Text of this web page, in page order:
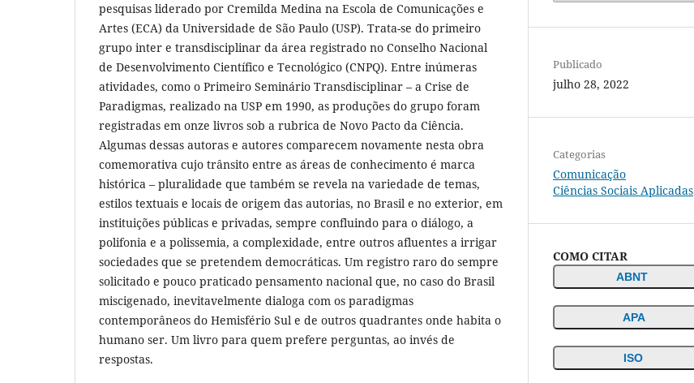
pesquisas liderado por Cremilda Medina na Escola de Comunicações e
Artes (ECA) da Universidade de São Paulo (USP). Trata-se do primeiro
grupo inter e transdisciplinar da área registrado no Conselho Nacional
de Desenvolvimento Científico e Tecnológico (CNPQ). Entre inúmeras
atividades, como o Primeiro Seminário Transdisciplinar – a Crise de
Paradigmas, realizado na USP em 1990, as produções do grupo foram
registradas em onze livros sob a rubrica de Novo Pacto da Ciência.
Algumas dessas autoras e autores comparecem novamente nesta obra
comemorativa cujo trânsito entre as áreas de conhecimento é marca
histórica – pluralidade que também se revela na variedade de temas,
estilos textuais e locais de origem das autorias, no Brasil e no exterior, em
instituições públicas e privadas, sempre confluindo para o diálogo, a
polifonia e a polissemia, a complexidade, entre outros afluentes a irrigar
sociedades que se pretendem democráticas. Um registro raro do sempre
solicitado e pouco praticado pensamento nacional que, no caso do Brasil
miscigenado, inevitavelmente dialoga com os paradigmas
contemporâneos do Hemisfério Sul e de outros quadrantes onde habita o
humano ser. Um livro para quem prefere perguntas, ao invés de
respostas.
Publicado
julho 28, 2022
Categorias
Comunicação
Ciências Sociais Aplicadas
COMO CITAR
ABNT
APA
ISO